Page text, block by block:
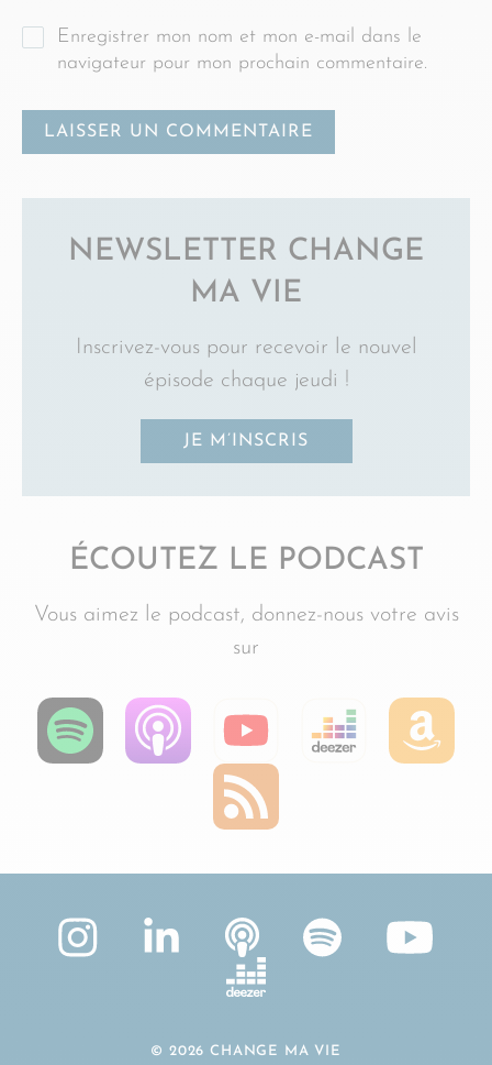
Enregistrer mon nom et mon e-mail dans le
navigateur pour mon prochain commentaire.
NEWSLETTER CHANGE
MA VIE
Inscrivez-vous pour recevoir le nouvel
épisode chaque jeudi !
JE M’INSCRIS
ÉCOUTEZ LE PODCAST
Vous aimez le podcast, donnez-nous votre avis
sur
© 2026 CHANGE MA VIE